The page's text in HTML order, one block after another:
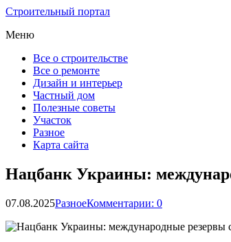
Строительный портал
Меню
Все о строительстве
Все о ремонте
Дизайн и интерьер
Частный дом
Полезные советы
Участок
Разное
Карта сайта
Нацбанк Украины:
07.08.2025РазноеКомментарии: 0